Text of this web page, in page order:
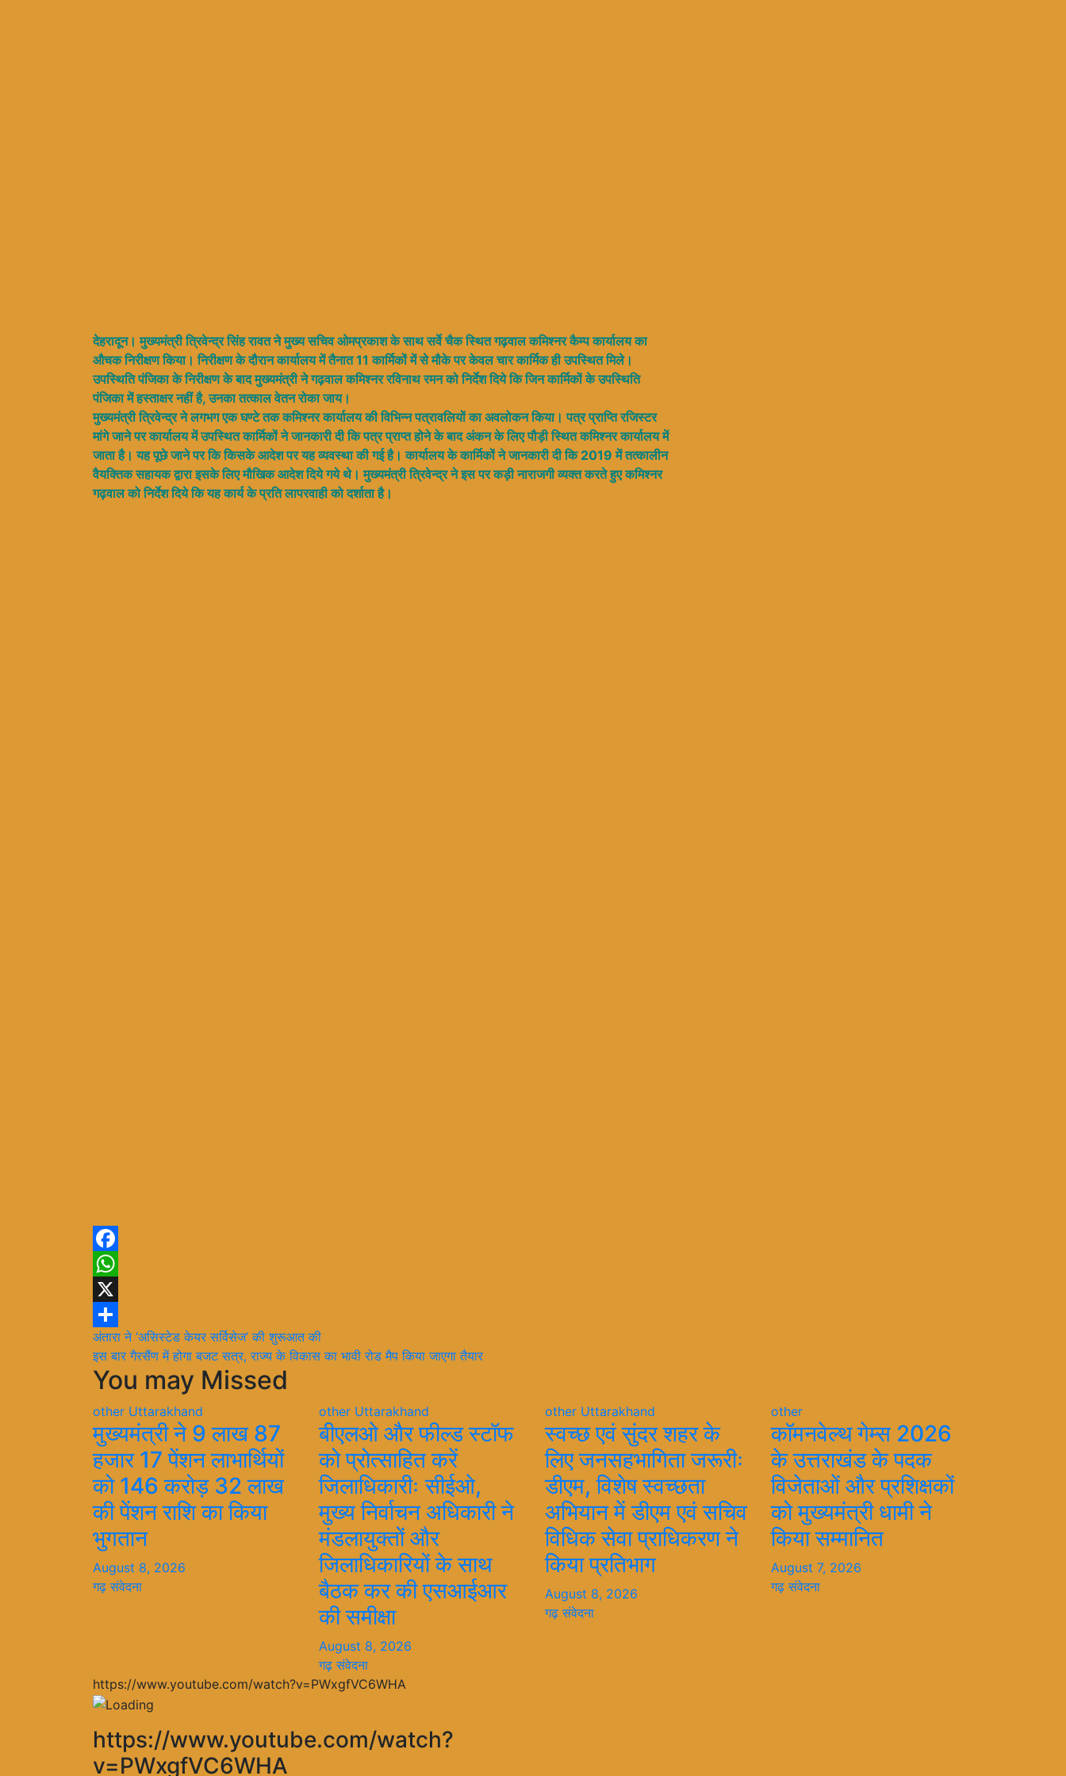
देहरादून। मुख्यमंत्री त्रिवेन्द्र सिंह रावत ने मुख्य सचिव ओमप्रकाश के साथ सर्वे चैक स्थित गढ़वाल कमिश्नर कैम्प कार्यालय का
औचक निरीक्षण किया। निरीक्षण के दौरान कार्यालय में तैनात 11 कार्मिकों में से मौके पर केवल चार कार्मिक ही उपस्थित मिले।
उपस्थिति पंजिका के निरीक्षण के बाद मुख्यमंत्री ने गढ़वाल कमिश्नर रविनाथ रमन को निर्देश दिये कि जिन कार्मिकों के उपस्थिति
पंजिका में हस्ताक्षर नहीं है, उनका तत्काल वेतन रोका जाय।
मुख्यमंत्री त्रिवेन्द्र ने लगभग एक घण्टे तक कमिश्नर कार्यालय की विभिन्न पत्रावलियों का अवलोकन किया। पत्र प्राप्ति रजिस्टर
मांगे जाने पर कार्यालय में उपस्थित कार्मिकों ने जानकारी दी कि पत्र प्राप्त होने के बाद अंकन के लिए पौड़ी स्थित कमिश्नर कार्यालय में
जाता है। यह पूछे जाने पर कि किसके आदेश पर यह व्यवस्था की गई है। कार्यालय के कार्मिकों ने जानकारी दी कि 2019 में तत्कालीन
वैयक्तिक सहायक द्वारा इसके लिए मौखिक आदेश दिये गये थे। मुख्यमंत्री त्रिवेन्द्र ने इस पर कड़ी नाराजगी व्यक्त करते हुए कमिश्नर
गढ़वाल को निर्देश दिये कि यह कार्य के प्रति लापरवाही को दर्शाता है।
Facebook
WhatsApp
X
Share
Post
navigation
अंतारा ने ‘असिस्टेड केयर सर्विसेज’ की शुरूआत की
इस बार गैरसैंण में होगा बजट सत्र, राज्य के विकास का भावी रोड मैप किया जाएगा तैयार
You may Missed
other Uttarakhand
मुख्यमंत्री ने 9 लाख 87
हजार 17 पेंशन लाभार्थियों
को 146 करोड़ 32 लाख
की पेंशन राशि का किया
भुगतान
August 8, 2026
गढ़ संवेदना
other Uttarakhand
बीएलओ और फील्ड स्टॉफ
को प्रोत्साहित करें
जिलाधिकारीः सीईओ,
मुख्य निर्वाचन अधिकारी ने
मंडलायुक्तों और
जिलाधिकारियों के साथ
बैठक कर की एसआईआर
की समीक्षा
August 8, 2026
गढ़ संवेदना
other Uttarakhand
स्वच्छ एवं सुंदर शहर के
लिए जनसहभागिता जरूरीः
डीएम, विशेष स्वच्छता
अभियान में डीएम एवं सचिव
विधिक सेवा प्राधिकरण ने
किया प्रतिभाग
August 8, 2026
गढ़ संवेदना
other
कॉमनवेल्थ गेम्स 2026
के उत्तराखंड के पदक
विजेताओं और प्रशिक्षकों
को मुख्यमंत्री धामी ने
किया सम्मानित
August 7, 2026
गढ़ संवेदना
https://www.youtube.com/watch?v=PWxgfVC6WHA
https://www.youtube.com/watch?
v=PWxgfVC6WHA